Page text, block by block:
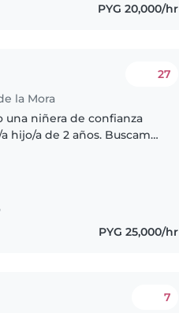
PYG 20,000/hr
la Mora
27
una niñera de confianza
a de 2 años. Buscamos
PYG 25,000/hr
7